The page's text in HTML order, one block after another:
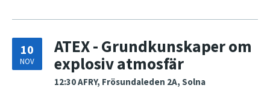
10
NOV
ATEX - Grundkunskaper om
explosiv atmosfär
12:30AFRY, Frösundaleden 2A, Solna